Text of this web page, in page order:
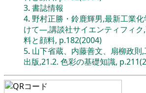
3. 書誌情報
4. 野村正勝・鈴鹿輝男,最新工業
けて―,講談社サイエンティフィク
料と顔料, p.182(2004)
5. 山下省蔵、内藤善文、扇柳政則
出版,21.2. 色彩の基礎知識,